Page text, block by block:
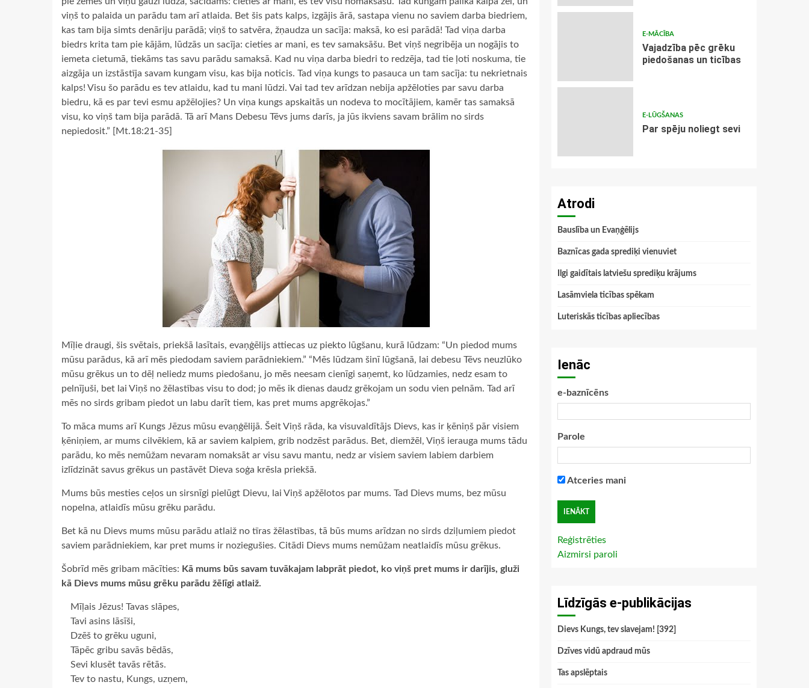
viņš to palaida un parādu tam arī atlaida. Bet šis pats kalps, izgājis ārā, sastapa vienu no saviem darba biedriem,
kas tam bija simts denāriju parādā; viņš to satvēra, žņaudza un sacīja: maksā, ko esi parādā! Tad viņa darba
biedrs krita tam pie kājām, lūdzās un sacīja: cieties ar mani, es tev samaksāšu. Bet viņš negribēja un nogājis to
iemeta cietumā, tiekāms tas savu parādu samaksā. Kad nu viņa darba biedri to redzēja, tad tie ļoti noskuma, tie
aizgāja un izstāstīja savam kungam visu, kas bija noticis. Tad viņa kungs to pasauca un tam sacīja: tu nekrietnais
kalps! Visu šo parādu es tev atlaidu, kad tu mani lūdzi. Vai tad tev arīdzan nebija apžēloties par savu darba
biedru, kā es par tevi esmu apžēlojies? Un viņa kungs apskaitās un nodeva to mocītājiem, kamēr tas samaksā
visu, ko viņš tam bija parādā. Tā arī Mans Debesu Tēvs jums darīs, ja jūs ikviens savam brālim no sirds
nepiedosit.” [Mt.18:21-35]
Mīļie draugi, šis svētais, priekšā lasītais, evaņģēlijs attiecas uz piekto lūgšanu, kurā lūdzam: “Un piedod mums
mūsu parādus, kā arī mēs piedodam saviem parādniekiem.” “Mēs lūdzam šinī lūgšanā, lai debesu Tēvs neuzlūko
mūsu grēkus un to dēļ neliedz mums piedošanu, jo mēs neesam cienīgi saņemt, ko lūdzamies, nedz esam to
pelnījuši, bet lai Viņš no žēlastības visu to dod; jo mēs ik dienas daudz grēkojam un sodu vien pelnām. Tad arī
mēs no sirds gribam piedot un labu darīt tiem, kas pret mums apgrēkojas.”
To māca mums arī Kungs Jēzus mūsu evaņģēlijā. Šeit Viņš rāda, ka visuvaldītājs Dievs, kas ir ķēniņš pār visiem
ķēniņiem, ar mums cilvēkiem, kā ar saviem kalpiem, grib nodzēst parādus. Bet, diemžēl, Viņš ierauga mums tādu
parādu, ko mēs nemūžam nevaram nomaksāt ar visu savu mantu, nedz ar visiem saviem labiem darbiem
izlīdzināt savus grēkus un pastāvēt Dieva soģa krēsla priekšā.
Mums būs mesties ceļos un sirsnīgi pielūgt Dievu, lai Viņš apžēlotos par mums. Tad Dievs mums, bez mūsu
nopelna, atlaidīs mūsu grēku parādu.
Bet kā nu Dievs mums mūsu parādu atlaiž no tīras žēlastības, tā būs mums arīdzan no sirds dziļumiem piedot
saviem parādniekiem, kar pret mums ir noziegušies. Citādi Dievs mums nemūžam neatlaidīs mūsu grēkus.
Šobrīd mēs gribam mācīties: Kā mums būs savam tuvākajam labprāt piedot, ko viņš pret mums ir darījis, gluži
kā Dievs mums mūsu grēku parādu žēlīgi atlaiž.
Mīļais Jēzus! Tavas slāpes,
Tavi asins lāsīši,
Dzēš to grēku uguni,
Tāpēc gribu savās bēdās,
Sevi klusēt tavās rētās.
Tev to nastu, Kungs, uzņem,
E-MĀCĪBA
Vajadzība pēc grēku
piedošanas un ticības
E-LŪGŠANAS
Par spēju noliegt sevi
Atrodi
Bauslība un Evaņģēlijs
Baznīcas gada sprediķi vienuviet
Ilgi gaidītais latviešu sprediķu krājums
Lasāmviela ticības spēkam
Luteriskās ticības apliecības
Ienāc
e-baznīcēns
Parole
Atceries mani
Reģistrēties
Aizmirsi paroli
Līdzīgās e-publikācijas
Dievs Kungs, tev slavejam! [392]
Dzīves vidū apdraud mūs
Tas apslēptais